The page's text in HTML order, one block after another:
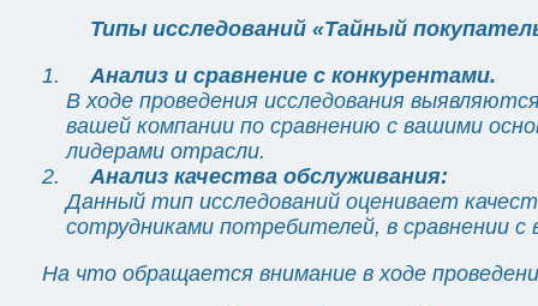
Типы исследований «Тайный
Анализ и сравнение с конкурентами.
В ходе проведения исследования
вашей компании по сравнению с вашими
лидерами отрасли.
Анализ качества обслуживания:
Данный тип исследований оценивает
сотрудниками потребителей, в сравнении
На что обращается внимание в ходе